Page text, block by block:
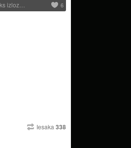
izloz… 6
Iesaka 338